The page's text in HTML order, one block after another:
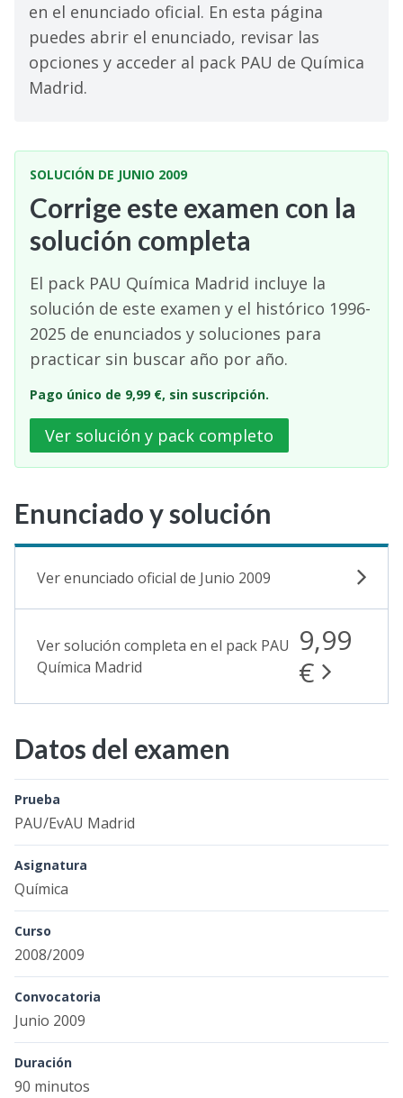
en el enunciado oficial. En esta página
puedes abrir el enunciado, revisar las
opciones y acceder al pack PAU de Química
Madrid.
SOLUCIÓN DE JUNIO 2009
Corrige este examen con la
solución completa
El pack PAU Química Madrid incluye la
solución de este examen y el histórico 1996-
2025 de enunciados y soluciones para
practicar sin buscar año por año.
Pago único de 9,99 €, sin suscripción.
Ver solución y pack completo
Enunciado y solución
Ver enunciado oficial de Junio 2009
Ver solución completa en el pack PAU
Química Madrid
9,99
€
Datos del examen
Prueba
PAU/EvAU Madrid
Asignatura
Química
Curso
2008/2009
Convocatoria
Junio 2009
Duración
90 minutos